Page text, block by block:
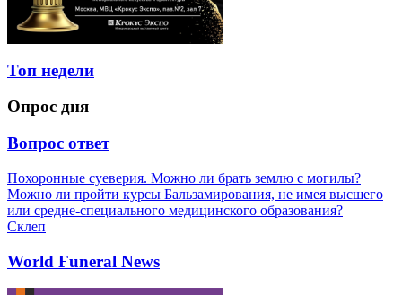
Топ недели
Опрос дня
Вопрос ответ
Похоронные суеверия. Можно ли брать землю с могилы?
Можно ли пройти курсы Бальзамирования, не имея высшего
или средне-специального медицинского образования?
Склеп
World Funeral News